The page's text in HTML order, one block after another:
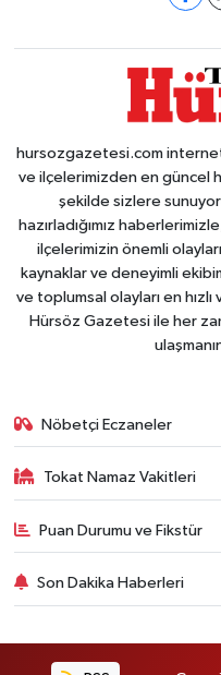
hursozgazetesi.com
ve ilçelerimizden en güncel
şekilde sizlere
hazırladığımız
ilçelerimizin önemli
kaynaklar ve deneyimli
ve toplumsal olayları en
Hürsöz Gazetesi ile her
Nöbetçi Eczaneler
Tokat Namaz Vakitleri
Puan Durumu ve Fikstür
Son Dakika Haberleri